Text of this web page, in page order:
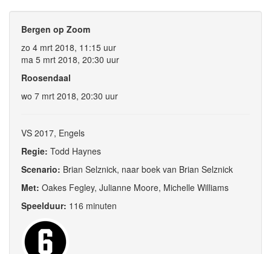
Bergen op Zoom
zo 4 mrt 2018, 11:15 uur
ma 5 mrt 2018, 20:30 uur
Roosendaal
wo 7 mrt 2018, 20:30 uur
VS 2017, Engels
Regie: Todd Haynes
Scenario: Brian Selznick, naar boek van Brian Selznick
Met: Oakes Fegley, Julianne Moore, Michelle Williams
Speelduur: 116 minuten